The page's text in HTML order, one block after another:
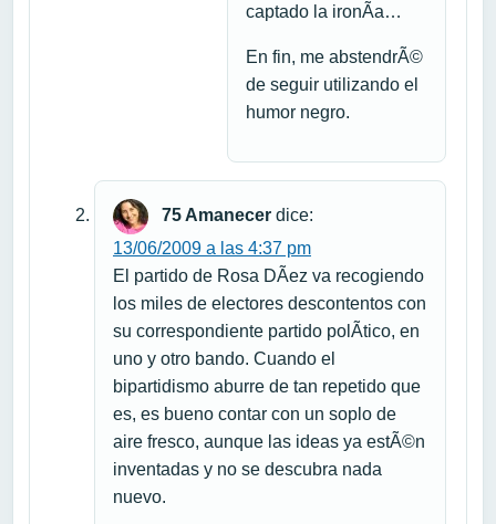
captado la ironÃ­a…
En fin, me abstendrÃ©
de seguir utilizando el
humor negro.
75 Amanecer dice:
13/06/2009 a las 4:37 pm
El partido de Rosa DÃ­ez va recogiendo
los miles de electores descontentos con
su correspondiente partido polÃ­tico, en
uno y otro bando. Cuando el
bipartidismo aburre de tan repetido que
es, es bueno contar con un soplo de
aire fresco, aunque las ideas ya estÃ©n
inventadas y no se descubra nada
nuevo.